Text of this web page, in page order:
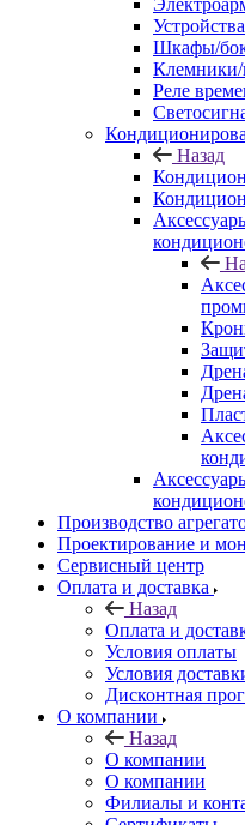
Шкафы/
Реле
Назад
Производство
Проектирование и
Сервисный центр
Оплата и доставка
Назад
Оплата и
Условия оплаты
Условия
Дисконтная
О компании
Назад
О компании
О компании
Филиалы и